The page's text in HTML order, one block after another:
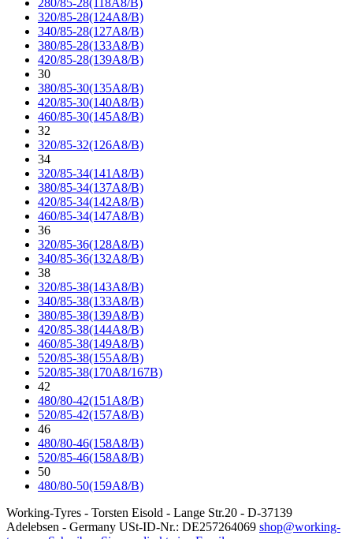
280/85-28(118A8/B)
320/85-28(124A8/B)
340/85-28(127A8/B)
380/85-28(133A8/B)
420/85-28(139A8/B)
30
380/85-30(135A8/B)
420/85-30(140A8/B)
460/85-30(145A8/B)
32
320/85-32(126A8/B)
34
320/85-34(141A8/B)
380/85-34(137A8/B)
420/85-34(142A8/B)
460/85-34(147A8/B)
36
320/85-36(128A8/B)
340/85-36(132A8/B)
38
320/85-38(143A8/B)
340/85-38(133A8/B)
380/85-38(139A8/B)
420/85-38(144A8/B)
460/85-38(149A8/B)
520/85-38(155A8/B)
520/85-38(170A8/167B)
42
480/80-42(151A8/B)
520/85-42(157A8/B)
46
480/80-46(158A8/B)
520/85-46(158A8/B)
50
480/80-50(159A8/B)
Working-Tyres - Torsten Eisold - Lange Str.20 - D-37139
Adelebsen - Germany USt-ID-Nr.: DE257264069 shop@working-